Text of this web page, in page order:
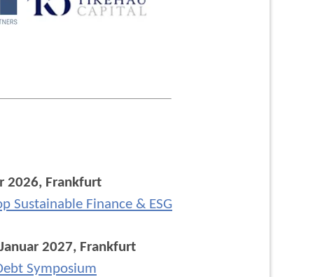
2026, Frankfurt
Sustainable Finance & ESG
2027, Frankfurt
Symposium